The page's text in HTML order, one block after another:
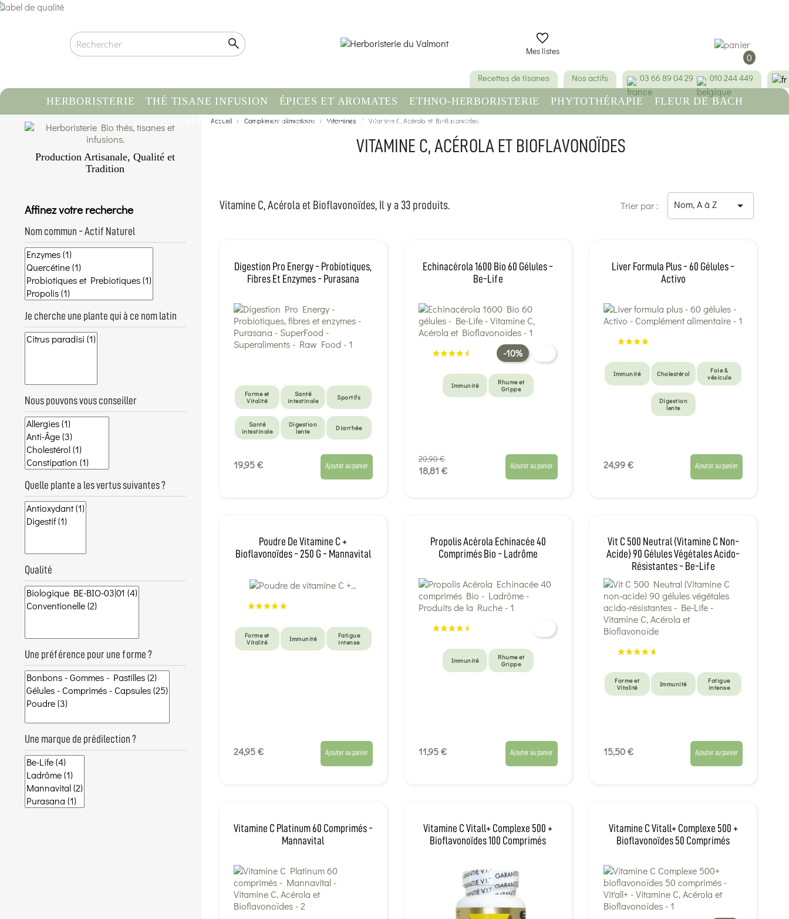
Mes listes 0
Recettes de tisanes Nos actifs 03 66 89 04 29 010 244 449
HERBORISTERIE THÉ TISANE INFUSION ÉPICES ET AROMATES ETHNO-HERBORISTERIE PHYTOTHÉRAPIE
FLEUR DE BACH
HUILE ESSENTIELLE
COMPLÉMENT ALIMENTAIRE SANTÉ & BIEN-ÊTRE
Production Artisanale, Qualité et
Tradition
Conditionnement artisanal à la main
Affinez votre recherche
Nom commun - Actif Naturel
Je cherche une plante qui à ce nom latin
Nous pouvons vous conseiller
Quelle plante a les vertus suivantes ?
Qualité
Une préférence pour une forme ?
Une marque de prédilection ?
Accueil Complément alimentaire Vitamines Vitamine C, Acérola et Bioflavonoïdes
VITAMINE C, ACÉROLA ET BIOFLAVONOÏDES
Vitamine C, Acérola et Bioflavonoïdes, Il y a 33 produits. Trier par : Nom, A à Z 
Digestion Pro Energy - Probiotiques,
Fibres Et Enzymes - Purasana
Forme et
Vitalité
Santé
intestinale
Sportifs
Santé
intestinale
Digestion
lente
Diarrhée
19,95 € Ajouter au panier
Echinacérola 1600 Bio 60 Gélules -
Be-Life
-10%
Immunité
Rhume et
Grippe
20,90 €
18,81 € Ajouter au panier
Liver Formula Plus - 60 Gélules -
Activo
Immunité Cholestérol
Foie &
vésicule
Digestion
lente
24,99 € Ajouter au panier
Poudre De Vitamine C +
Bioflavonoïdes - 250 G - Mannavital
Forme et
Vitalité
Immunité
Fatigue
intense
24,95 € Ajouter au panier
Propolis Acérola Echinacée 40
Comprimés Bio - Ladrôme
Immunité
Rhume et
Grippe
11,95 € Ajouter au panier
Vit C 500 Neutral (Vitamine C Non-
Acide) 90 Gélules Végétales Acido-
Résistantes - Be-Life
Forme et
Vitalité
Immunité
Fatigue
intense
15,50 € Ajouter au panier
Vitamine C Platinum 60 Comprimés -
Mannavital
Vitamine C Vitall+ Complexe 500 +
Bioflavonoïdes 100 Comprimés
Vitamine C Vitall+ Complexe 500 +
Bioflavonoïdes 50 Comprimés